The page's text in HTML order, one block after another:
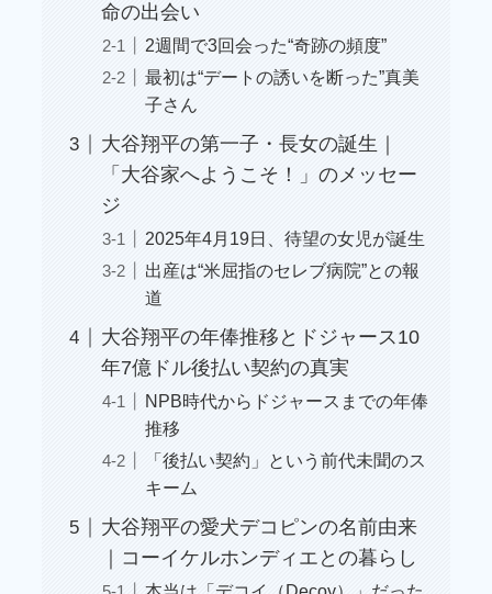
命の出会い
2週間で3回会った“奇跡の頻度”
最初は“デートの誘いを断った”真美
子さん
大谷翔平の第一子・長女の誕生｜
「大谷家へようこそ！」のメッセー
ジ
2025年4月19日、待望の女児が誕生
出産は“米屈指のセレブ病院”との報
道
大谷翔平の年俸推移とドジャース10
年7億ドル後払い契約の真実
NPB時代からドジャースまでの年俸
推移
「後払い契約」という前代未聞のス
キーム
大谷翔平の愛犬デコピンの名前由来
｜コーイケルホンディエとの暮らし